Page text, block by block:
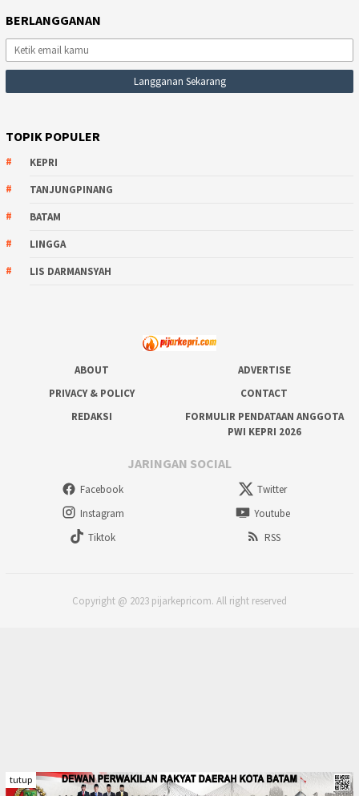
BERLANGGANAN
TOPIK POPULER
KEPRI
TANJUNGPINANG
BATAM
LINGGA
LIS DARMANSYAH
ABOUT
ADVERTISE
PRIVACY & POLICY
CONTACT
REDAKSI
FORMULIR PENDATAAN ANGGOTA
PWI KEPRI 2026
JARINGAN SOCIAL
Facebook
Twitter
Instagram
Youtube
Tiktok
RSS
Copyright @ 2023 pijarkepricom. All right reserved
tutup